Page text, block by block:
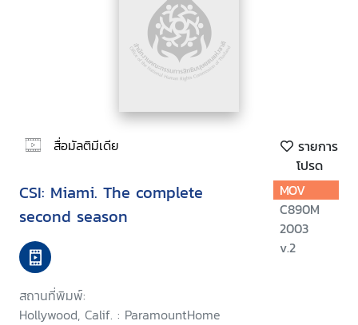
สื่อมัลติมีเดีย
รายการ
โปรด
CSI: Miami. The complete
second season
สถานที่พิมพ์:
Hollywood, Calif. : ParamountHome
MOV
C890M
2003
v.2